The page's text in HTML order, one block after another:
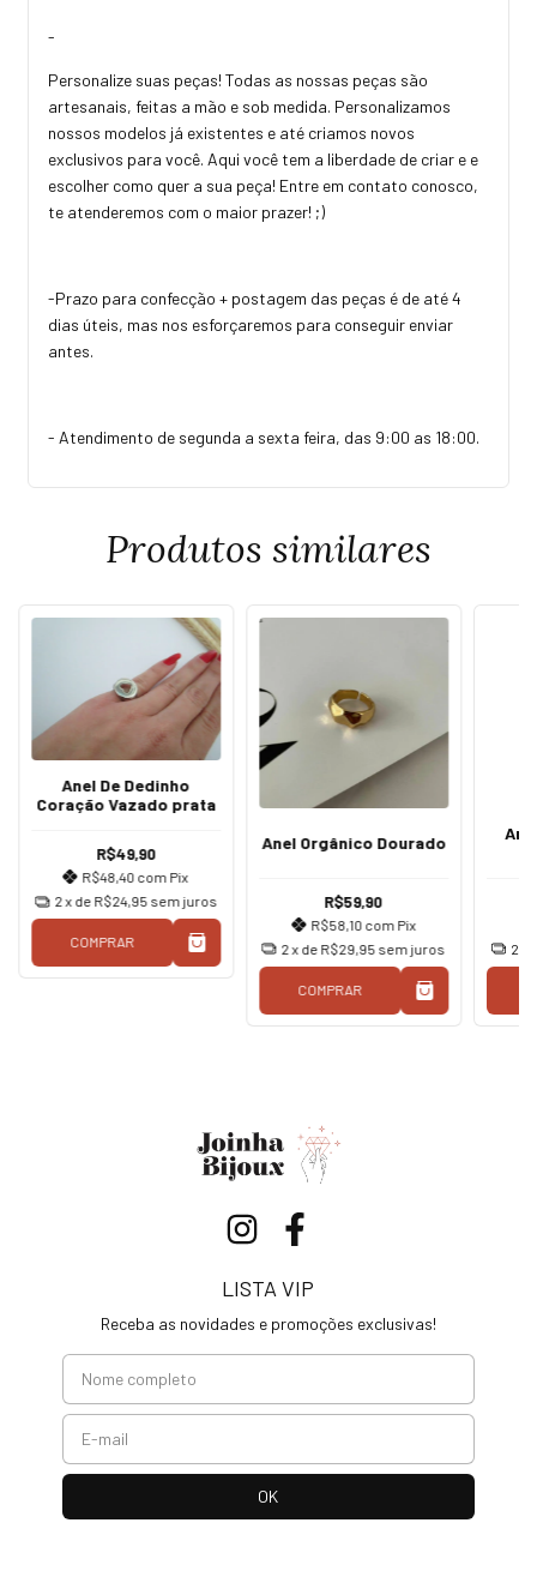
-
Personalize suas peças! Todas as nossas peças são
artesanais, feitas a mão e sob medida. Personalizamos
nossos modelos já existentes e até criamos novos
exclusivos para você. Aqui você tem a liberdade de criar e e
escolher como quer a sua peça! Entre em contato conosco,
te atenderemos com o maior prazer! ;)
-Prazo para confecção + postagem das peças é de até 4
dias úteis, mas nos esforçaremos para conseguir enviar
antes.
- Atendimento de segunda a sexta feira, das 9:00 as 18:00.
Produtos similares
Anel De Dedinho
Coração Vazado prata
R$49,90
R$48,40 com Pix
2x de R$24,95 sem juros
COMPRAR
Anel Orgânico Dourado
R$59,90
R$58,10 com Pix
2 x de R$29,95 sem juros
COMPRAR
2
LISTA VIP
Receba as novidades e promoções exclusivas!